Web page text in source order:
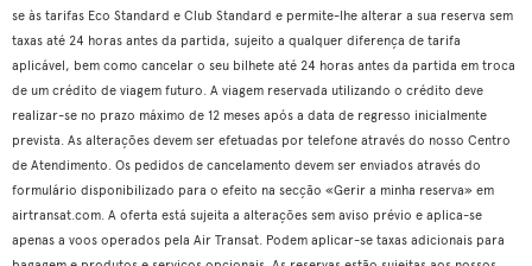
se às tarifas Eco Standard e Club Standard e permite-lhe alterar a sua reserva sem
taxas até 24 horas antes da partida, sujeito a qualquer diferença de tarifa
aplicável, bem como cancelar o seu bilhete até 24 horas antes da partida em troca
de um crédito de viagem futuro. A viagem reservada utilizando o crédito deve
realizar-se no prazo máximo de 12 meses após a data de regresso inicialmente
prevista. As alterações devem ser efetuadas por telefone através do nosso Centro
de Atendimento. Os pedidos de cancelamento devem ser enviados através do
formulário disponibilizado para o efeito na secção «Gerir a minha reserva» em
airtransat.com. A oferta está sujeita a alterações sem aviso prévio e aplica-se
apenas a voos operados pela Air Transat. Podem aplicar-se taxas adicionais para